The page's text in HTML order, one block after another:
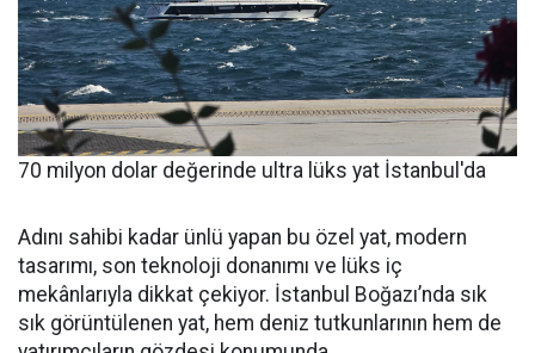
70 milyon dolar değerinde ultra lüks yat İstanbul'da
Adını sahibi kadar ünlü yapan bu özel yat, modern
tasarımı, son teknoloji donanımı ve lüks iç
mekânlarıyla dikkat çekiyor. İstanbul Boğazı’nda sık
sık görüntülenen yat, hem deniz tutkunlarının hem de